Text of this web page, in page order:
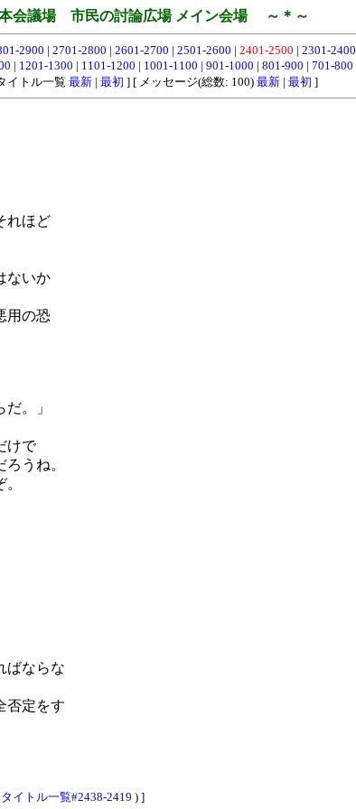
会議場 市民の討論広場 メイン会場 ～＊～
2900 | 2701-2800 | 2601-2700 | 2501-2600 | 2401-2500 | 2301-2400
| 1201-1300 | 1101-1200 | 1001-1100 | 901-1000 | 801-900 | 701-800
イトル一覧 最新| 最初 ] [ メッセージ(総数: 100) 最新| 最初 ]
れほど
ないか
用の恐
。」
けで
うね。
ばならな
否定をす
タイトル一覧#2438-2419 ) ]